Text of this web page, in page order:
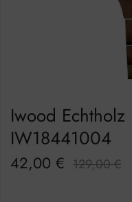
Iwood
IW18441004
42,00 € 129,00€